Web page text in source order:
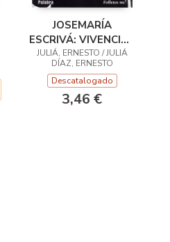
JOSEMARÍA
ESCRIVÁ: VIVENCIAS
Y RECUERDOS
JULIÁ, ERNESTO / JULIÁ
DÍAZ, ERNESTO
Descatalogado
3,46 €